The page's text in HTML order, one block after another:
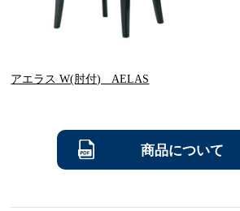
アエラス W(肘付) AELAS
商品について